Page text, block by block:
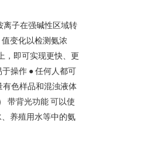
离子在强碱性区域转
变化以检测氨浓
，即可实现更快、更
操作 ● 任何人都可
有色样品和混浊液体
带背光功能 可以使
养殖用水等中的氨